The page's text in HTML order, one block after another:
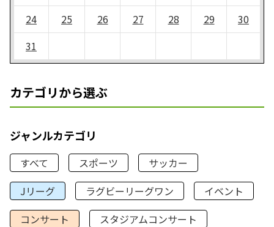
24
25 26 27 28 29
30
31
カテゴリから選ぶ
ジャンルカテゴリ
すべて スポーツ
サッカー
Jリーグ
ラグビーリーグワン
イベント
コンサート
スタジアムコンサート